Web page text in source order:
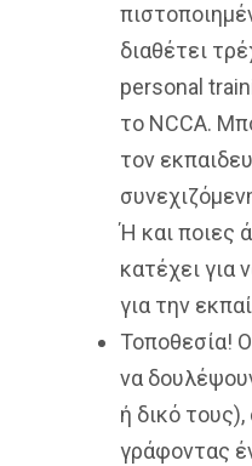
διαθέτει
personal
το NCCA.
τον
Ή και ποιες
κατέχει για
για την
Τοποθεσία!
να
ή δικό
γράφοντας